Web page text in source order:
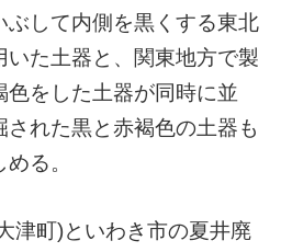
ぶして内側を黒くする東北
た土器と、関東地方で製
をした土器が同時に並
れた黒と赤褐色の土器も
る。
津町)といわき市の夏井廃